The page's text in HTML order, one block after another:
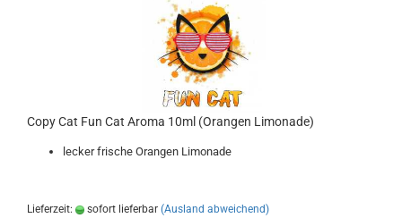
Copy Cat Fun Cat Aroma 10ml (Orangen Limonade)
lecker frische Orangen Limonade
Lieferzeit: sofort lieferbar (Ausland abweichend)